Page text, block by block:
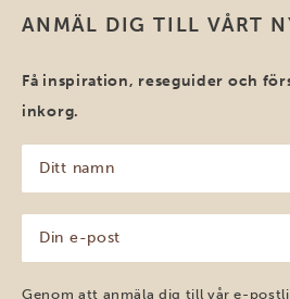
ANMÄL DIG TILL VÅRT
Få inspiration, reseguider och
inkorg.
namn
(Obligatoriskt)
post
(Obligatoriskt)
Genom att anmäla dig till vår e-